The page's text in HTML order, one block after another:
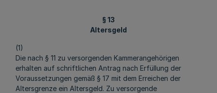
§ 13
Altersgeld
(1)
Die nach § 11 zu versorgenden Kammerangehörigen
erhalten auf schriftlichen Antrag nach Erfüllung der
Voraussetzungen gemäß § 17 mit dem Erreichen der
Altersgrenze ein Altersgeld. Zu versorgende